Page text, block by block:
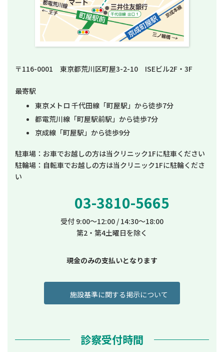
〒116-0001 東京都荒川区町屋3-2-10 ISEビル2F・3F
最寄駅
東京メトロ 千代田線「町屋駅」から徒歩7分
都電荒川線「町屋駅前駅」から徒歩7分
京成線「町屋駅」から徒歩9分
駐車場：お車でお越しの方は当クリニック1Fに駐車ください
駐輪場：自転車でお越しの方は当クリニック1Fに駐輪くださ
い
03-3810-5665
受付 9:00～12:00 / 14:30～18:00
第2・第4土曜日を除く
現金のみの支払いとなります
施設基準に関する掲示について
診察受付時間